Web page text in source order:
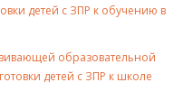
детей с ЗПР к обучению в
образовательной
детей с ЗПР к школе